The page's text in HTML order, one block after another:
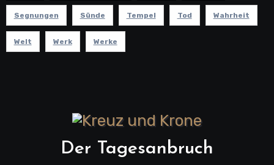
Segnungen Sünde Tempel Tod Wahrheit
Welt Werk Werke
Der Tagesanbruch